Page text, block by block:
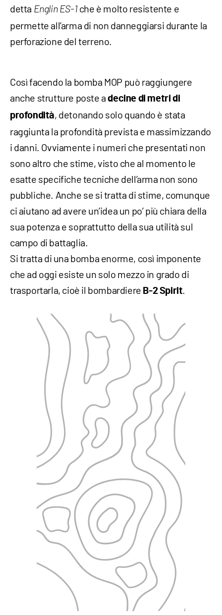
detta Englin ES-1 che è molto resistente e
permette all’arma di non danneggiarsi durante la
perforazione del terreno.
Così facendo la bomba MOP può raggiungere
anche strutture poste adecine di metri di
profondità, detonando solo quando è stata
raggiunta la profondità prevista e massimizzando
i danni. Ovviamente i numeri che presentati non
sono altro che stime, visto che al momento le
esatte specifiche tecniche dell’arma non sono
pubbliche. Anche se si tratta di stime, comunque
ci aiutano ad avere un’idea un po’ più chiara della
sua potenza e soprattutto della sua utilità sul
campo di battaglia.
Si tratta di una bomba enorme, così imponente
che ad oggi esiste un solo mezzo in grado di
trasportarla, cioè il bombardiere B-2 Spirit.